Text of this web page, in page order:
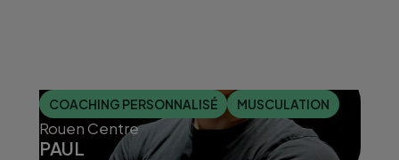
COACHING PERSONNALISÉ MUSCULATION
Rouen Centre
PAUL